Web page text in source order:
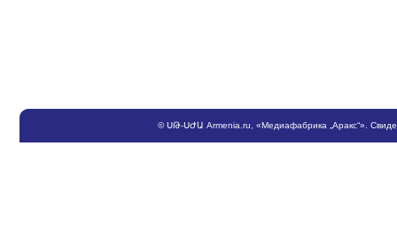
©ՍԹ-ՍԺԱ Armenia.ru , «Медиафабрика „Аракс“».